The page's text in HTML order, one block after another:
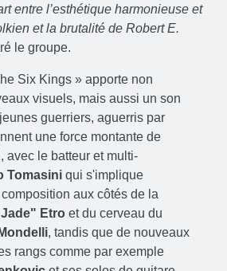
entre l’esthétique harmonieuse et
et la brutalité de Robert E.
le groupe.
Six Kings » apporte non
visuels, mais aussi un son
guerriers, aguerris par
une force montante de
, avec le batteur et multi-
Tomasini qui s'implique
aux côtés de la
Etro et du cerveau du
, tandis que de nouveaux
rangs comme par exemple